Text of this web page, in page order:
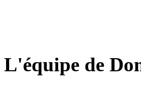
L'équipe de